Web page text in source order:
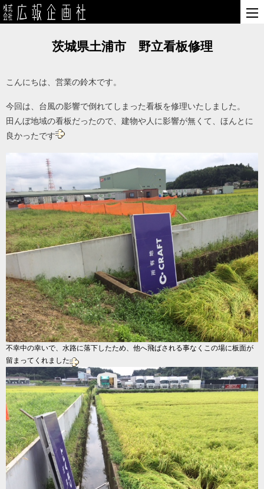
茨城県土浦市 野立看板修理
こんにちは、営業の鈴木です。
今回は、台風の影響で倒れてしまった看板を修理いたしました。
田んぼ地域の看板だったので、建物や人に影響が無くて、ほんとに
良かったです
不幸中の幸いで、水路に落下したため、他へ飛ばされる事なくこの場に板面が
留まってくれました